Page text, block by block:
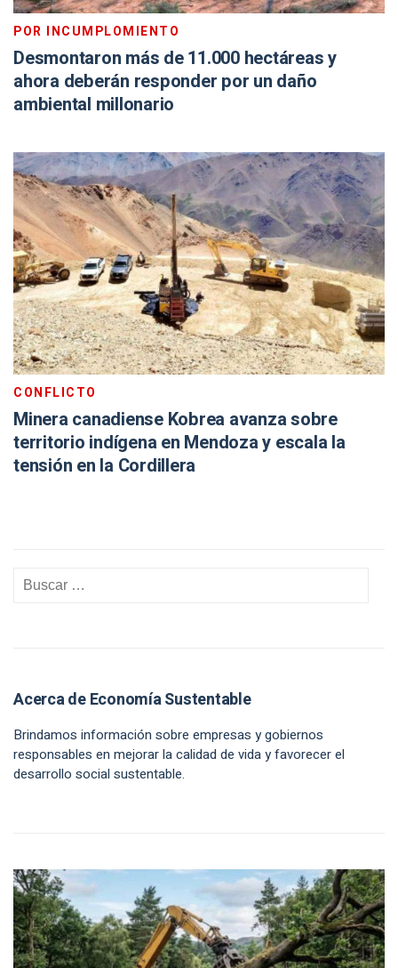
POR INCUMPLOMIENTO
Desmontaron más de 11.000 hectáreas y
ahora deberán responder por un daño
ambiental millonario
CONFLICTO
Minera canadiense Kobrea avanza sobre
territorio indígena en Mendoza y escala la
tensión en la Cordillera
Acerca de Economía Sustentable
Brindamos información sobre empresas y gobiernos
responsables en mejorar la calidad de vida y favorecer el
desarrollo social sustentable.